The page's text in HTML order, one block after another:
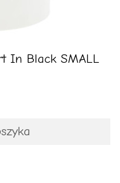
In Black SMALL